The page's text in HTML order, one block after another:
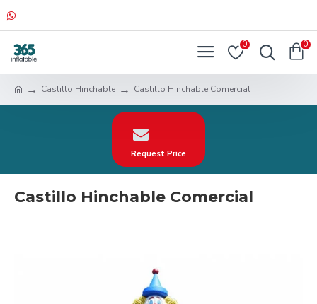
0 0
Castillo Hinchable Castillo Hinchable Comercial
Request Price
Castillo Hinchable Comercial